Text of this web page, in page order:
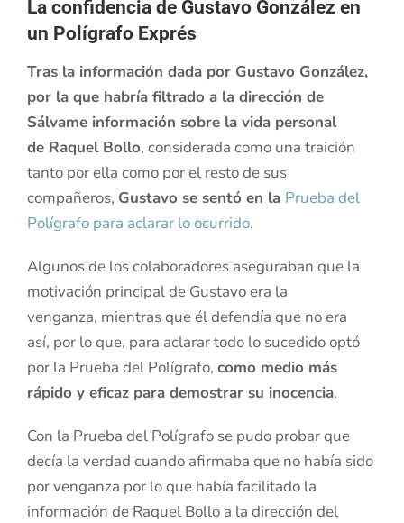
La confidencia de Gustavo González en
un Polígrafo Exprés
Tras la información dada por Gustavo González,
por la que habría filtrado a la dirección de
Sálvame información sobre la vida personal
de Raquel Bollo, considerada como una traición
tanto por ella como por el resto de sus
compañeros, Gustavo se sentó en la Prueba del
Polígrafo para aclarar lo ocurrido.
Algunos de los colaboradores aseguraban que la
motivación principal de Gustavo era la
venganza, mientras que él defendía que no era
así, por lo que, para aclarar todo lo sucedido optó
por la Prueba del Polígrafo, como medio más
rápido y eficaz para demostrar su inocencia.
Con la Prueba del Polígrafo se pudo probar que
decía la verdad cuando afirmaba que no había sido
por venganza por lo que había facilitado la
información de Raquel Bollo a la dirección del